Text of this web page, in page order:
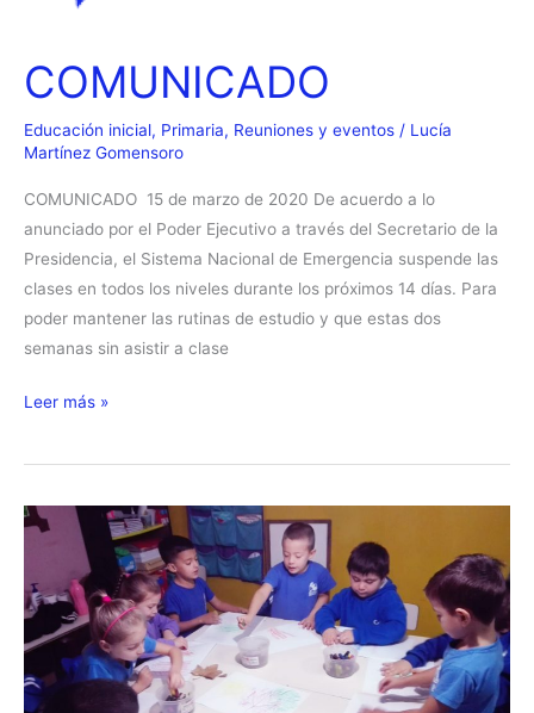
COMUNICADO
Educación inicial, Primaria, Reuniones y eventos / Lucía
Martínez Gomensoro
COMUNICADO 15 de marzo de 2020 De acuerdo a lo
anunciado por el Poder Ejecutivo a través del Secretario de la
Presidencia, el Sistema Nacional de Emergencia suspende las
clases en todos los niveles durante los próximos 14 días. Para
poder mantener las rutinas de estudio y que estas dos
semanas sin asistir a clase
COMUNICADO
Leer más »